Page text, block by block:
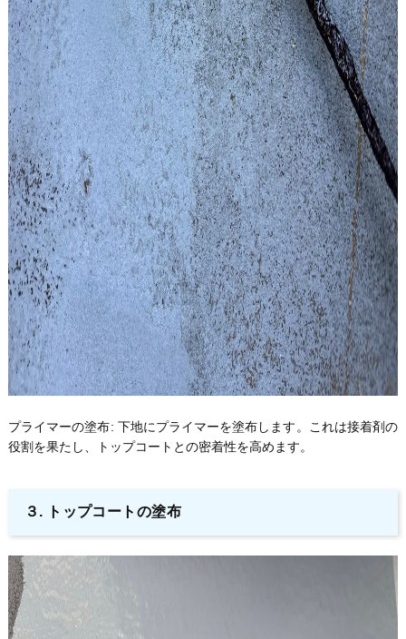
プライマーの塗布: 下地にプライマーを塗布します。これは接着剤の
役割を果たし、トップコートとの密着性を高めます。
３. トップコートの塗布